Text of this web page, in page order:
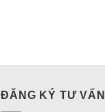
ĐĂNG KÝ TƯ VẤN